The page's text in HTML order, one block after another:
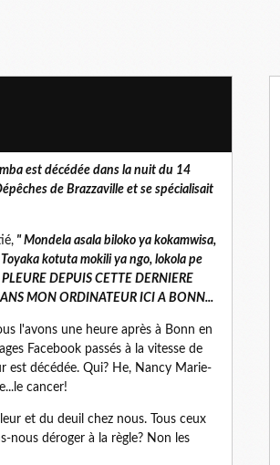
est décédée dans la nuit du 14
de Brazzaville et se spécialisait
" Mondela asala biloko ya kokamwisa,
kotuta mokili ya ngo, lokola pe
DEPUIS CETTE DERNIERE
MON ORDINATEUR ICI A BONN...
l'avons une heure après à Bonn en
Facebook passés à la vitesse de
est décédée. Qui? He, Nancy Marie-
cancer!
et du deuil chez nous. Tous ceux
nous déroger à la règle? Non les